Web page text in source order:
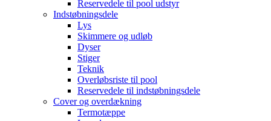
Reservedele til pool udstyr
Indstøbningsdele
Lys
Skimmere og udløb
Dyser
Stiger
Teknik
Overløbsriste til pool
Reservedele til indstøbningsdele
Cover og overdækning
Termotæppe